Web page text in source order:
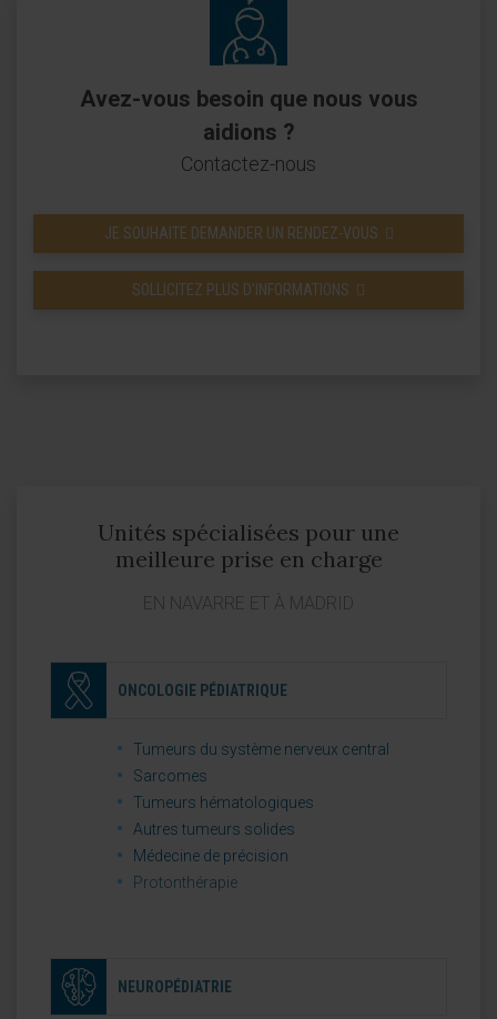
Avez-vous besoin que nous vous
aidions ?
Contactez-nous
JE SOUHAITE DEMANDER UN RENDEZ-VOUS
SOLLICITEZ PLUS D’INFORMATIONS
Unités spécialisées pour une
meilleure prise en charge
EN NAVARRE ET À MADRID
ONCOLOGIE PÉDIATRIQUE
Tumeurs du système nerveux central
Sarcomes
Tumeurs hématologiques
Autres tumeurs solides
Médecine de précision
Protonthérapie
NEUROPÉDIATRIE